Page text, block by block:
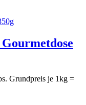
Grundpreis je 1kg =